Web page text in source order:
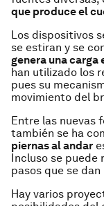
que produce el
Los dispositivos
se estiran y se
genera una carga
han utilizado los
pues su
movimiento del
Entre las nuevas
también se ha
piernas al andar
Incluso se puede
pasos que se
Hay varios